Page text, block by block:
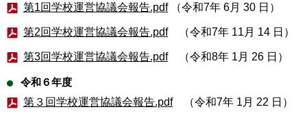
第1回学校運営協議会報告.pdf
（令和7年 6月 30 日）
第2回学校運営協議会報告.pdf （令和7年 11月 14 日）
第3回学校運営協議会報告.pdf（令和8年 1月 26 日）
令和６年度
第３回学校運営協議会報告.pdf（令和7年 1月 22 日）